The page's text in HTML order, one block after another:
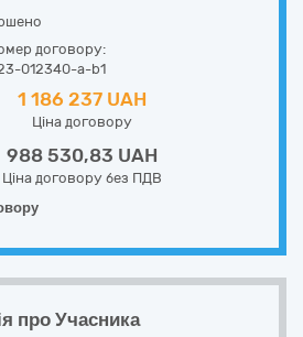
договору:
012340-a-b1
1 186 237 UAH
Ціна договору
988 530,83 UAH
Ціна договору без ПДВ
про Учасника